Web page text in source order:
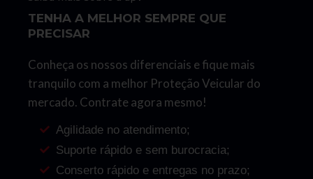
TENHA A MELHOR SEMPRE QUE
PRECISAR
Conheça os nossos diferenciais e fique mais
tranquilo com a melhor Proteção Veicular do
mercado. Contrate agora mesmo!
Agilidade no atendimento;
Suporte rápido e sem burocracia;
Conserto rápido e entregas no prazo;